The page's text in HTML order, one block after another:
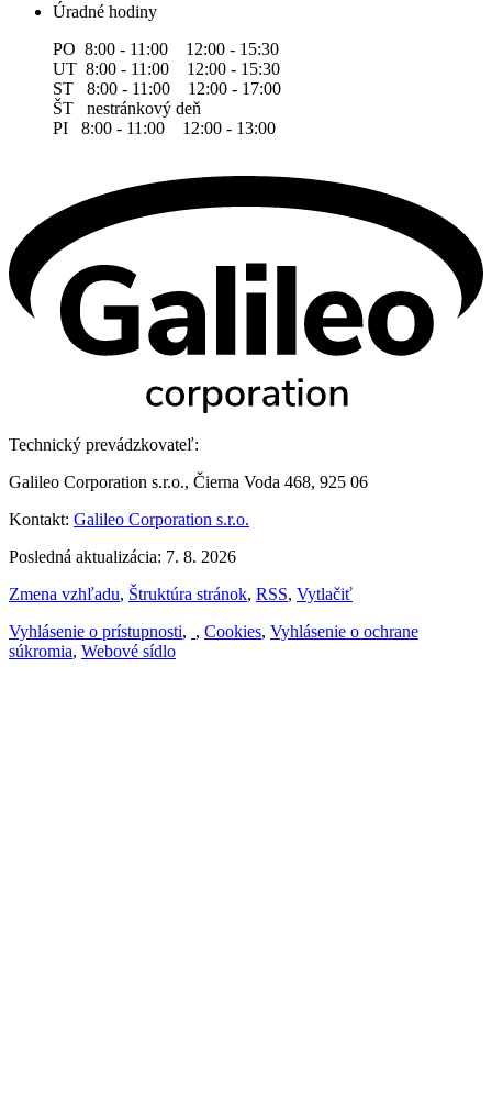
Úradné hodiny
PO 8:00 - 11:00 12:00 - 15:30
UT 8:00 - 11:00 12:00 - 15:30
ST 8:00 - 11:00 12:00 - 17:00
ŠT nestránkový deň
PI 8:00 - 11:00 12:00 - 13:00
Technický prevádzkovateľ:
Galileo Corporation s.r.o., Čierna Voda 468, 925 06
Kontakt: Galileo Corporation s.r.o.
Posledná aktualizácia: 7. 8. 2026
Zmena vzhľadu, Štruktúra stránok, RSS, Vytlačiť
Vyhlásenie o prístupnosti, , Cookies, Vyhlásenie o ochrane
súkromia, Webové sídlo